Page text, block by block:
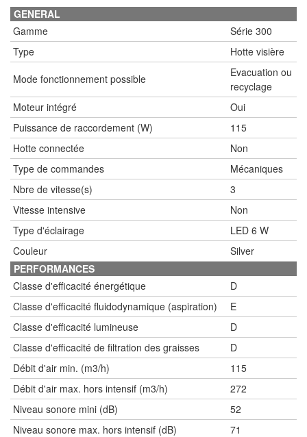
GENERAL
Gamme
Série 300
Type
Hotte visière
Mode fonctionnement possible
Evacuation ou
recyclage
Moteur intégré
Oui
Puissance de raccordement (W)
115
Hotte connectée
Non
Type de commandes
Mécaniques
Nbre de vitesse(s)
3
Vitesse intensive
Non
Type d'éclairage
LED 6 W
Couleur
Silver
PERFORMANCES
Classe d'efficacité énergétique
D
Classe d'efficacité fluidodynamique (aspiration)
E
Classe d'efficacité lumineuse
D
Classe d'efficacité de filtration des graisses
D
Débit d'air min. (m3/h)
115
Débit d'air max. hors intensif (m3/h)
272
Niveau sonore mini (dB)
52
Niveau sonore max. hors intensif (dB)
71